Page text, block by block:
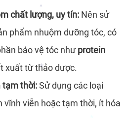
chất lượng, uy tín: Nên sử
phẩm nhuộm dưỡng tóc, có
bảo vệ tóc nhưprotein
xuất từ thảo dược.
tạm thời:Sử dụng các loại
vĩnh viễn hoặc tạm thời, ít hóa